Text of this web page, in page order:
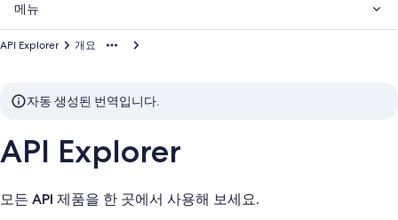
메뉴
개요
API Explorer
자동 생성된 번역입니다.
API Explorer
모든 API 제품을 한 곳에서 사용해 보세요.